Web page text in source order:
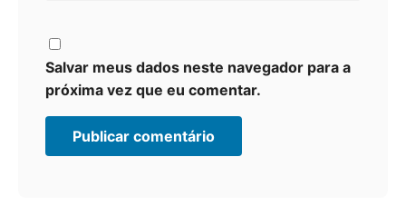
Salvar meus dados neste navegador para a
próxima vez que eu comentar.